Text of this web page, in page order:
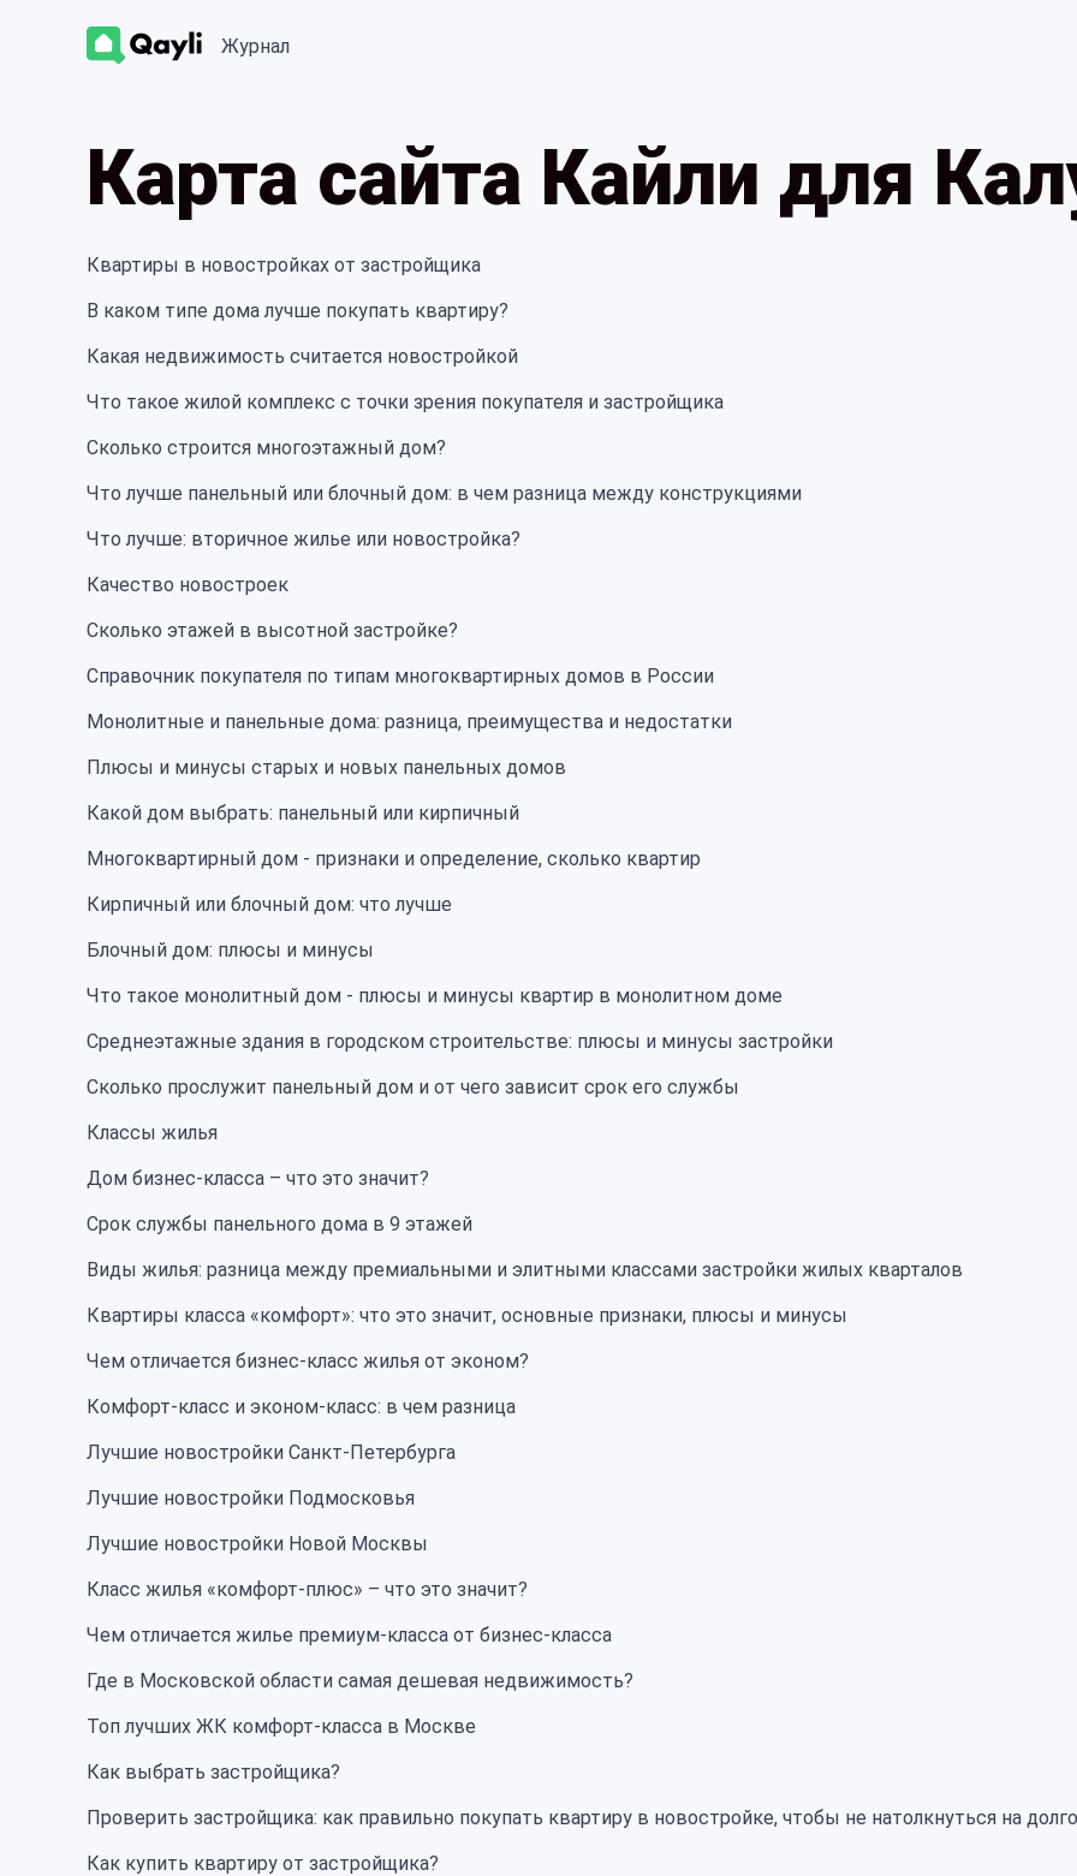
Журнал
Карта сайта Кайли для
Квартиры в новостройках от застройщика
В каком типе дома лучше покупать квартиру?
Какая недвижимость считается новостройкой
Что такое жилой комплекс с точки зрения покупателя и застройщика
Сколько строится многоэтажный дом?
Что лучше панельный или блочный дом: в чем разница между конструкциями
Что лучше: вторичное жилье или новостройка?
Качество новостроек
Сколько этажей в высотной застройке?
Справочник покупателя по типам многоквартирных домов в России
Монолитные и панельные дома: разница, преимущества и недостатки
Плюсы и минусы старых и новых панельных домов
Какой дом выбрать: панельный или кирпичный
Многоквартирный дом - признаки и определение, сколько квартир
Кирпичный или блочный дом: что лучше
Блочный дом: плюсы и минусы
Что такое монолитный дом - плюсы и минусы квартир в монолитном доме
Среднеэтажные здания в городском строительстве: плюсы и минусы застройки
Сколько прослужит панельный дом и от чего зависит срок его службы
Классы жилья
Дом бизнес-класса – что это значит?
Срок службы панельного дома в 9 этажей
Виды жилья: разница между премиальными и элитными классами застройки жилых кварталов
Квартиры класса «комфорт»: что это значит, основные признаки, плюсы и минусы
Чем отличается бизнес-класс жилья от эконом?
Комфорт-класс и эконом-класс: в чем разница
Лучшие новостройки Санкт-Петербурга
Лучшие новостройки Подмосковья
Лучшие новостройки Новой Москвы
Класс жилья «комфорт-плюс» – что это значит?
Чем отличается жилье премиум-класса от бизнес-класса
Где в Московской области самая дешевая недвижимость?
Топ лучших ЖК комфорт-класса в Москве
Как выбрать застройщика?
Проверить застройщика: как правильно покупать квартиру в новостройке, чтобы не натолкнуться на
Как купить квартиру от застройщика?